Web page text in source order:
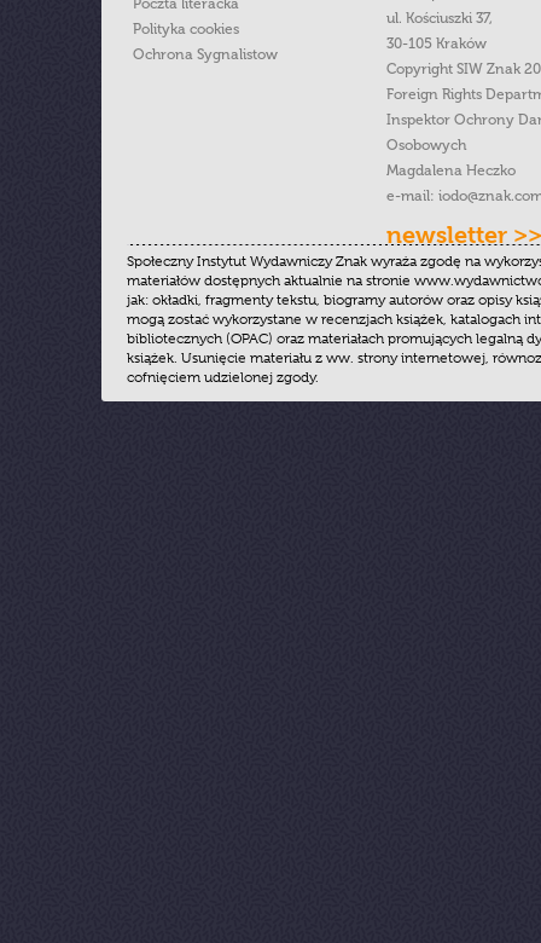
Poczta literacka
Polityka cookies
Ochrona Sygnalistow
ul. Kościuszki 37,
30-105 Kraków
Copyright SIW Znak
Foreign Rights
Inspektor Ochrony
Osobowych
Magdalena Heczko
e-mail:
newsletter >>
Społeczny Instytut Wydawniczy Znak wyraża zgodę na
materiałów dostępnych aktualnie na stronie
jak: okładki, fragmenty tekstu, biogramy autorów oraz opisy
mogą zostać wykorzystane w recenzjach książek, katalogach
bibliotecznych (OPAC) oraz materiałach promujących legalną
książek. Usunięcie materiału z ww. strony internetowej,
cofnięciem udzielonej zgody.